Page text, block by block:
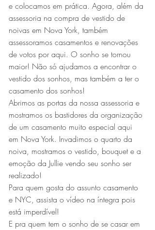
e colocamos em prática. Agora, além da
assessoria na compra de vestido de
noivas em Nova York, também
assessoramos casamentos e renovações
de votos por aqui. O sonho se tornou
maior! Não só ajudamos a encontrar o
vestido dos sonhos, mas também a ter o
casamento dos sonhos!
Abrimos as portas da nossa assessoria e
mostramos os bastidores da organização
de um casamento muito especial aqui
em Nova York. Invadimos o quarto da
noiva, mostramos o vestido, bouquet e a
emoção da Jullie vendo seu sonho ser
realizado!
Para quem gosta do assunto casamento
e NYC, assista o vídeo na íntegra pois
está imperdível!
E pra quem tem o sonho de se casar em